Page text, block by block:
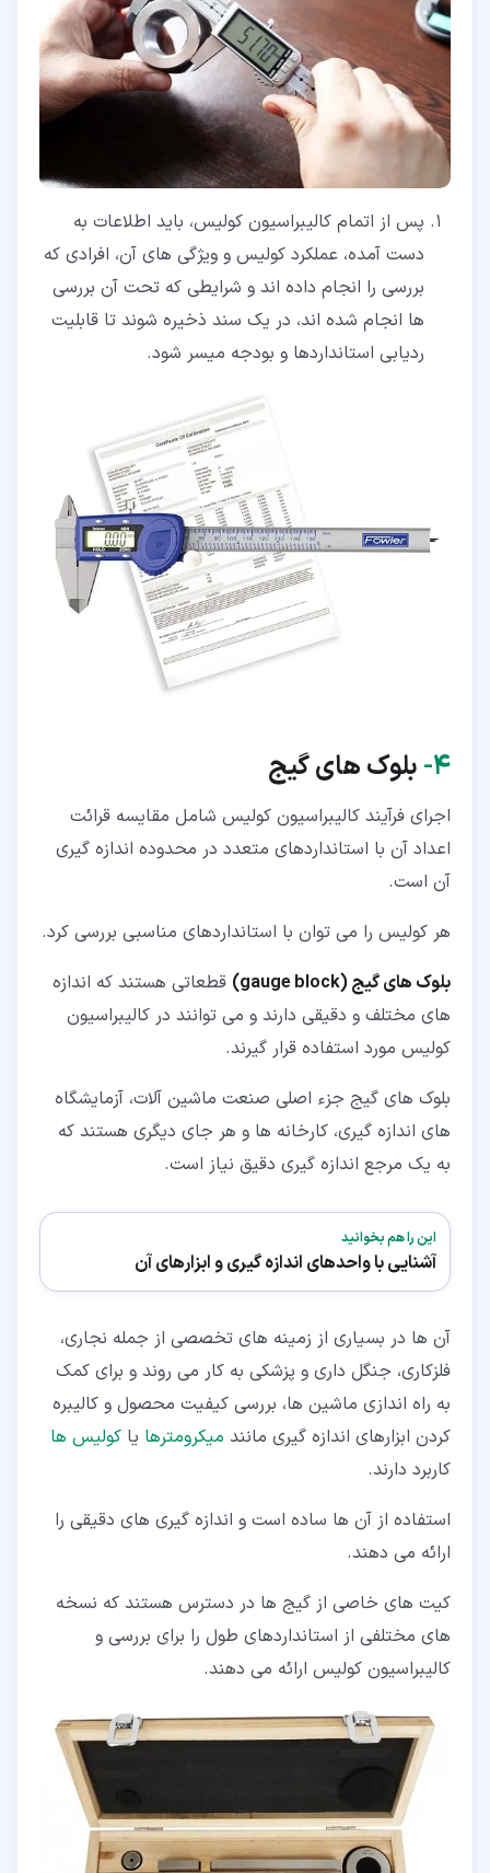
پس از اتمام کالیبراسیون کولیس، باید اطلاعات به
دست آمده، عملکرد کولیس و ویژگی های آن، افرادی که
بررسی را انجام داده اند و شرایطی که تحت آن بررسی
ها انجام شده اند، در یک سند ذخیره شوند تا قابلیت
ردیابی استانداردها و بودجه میسر شود.
۴‏- بلوک های گیج
اجرای فرآیند کالیبراسیون کولیس شامل مقایسه قرائت
اعداد آن با استانداردهای متعدد در محدوده اندازه گیری
آن است.
هر کولیس را می توان با استانداردهای مناسبی بررسی کرد.
بلوک های گیج (gauge block)
قطعاتی هستند که اندازه
های مختلف و دقیقی دارند و می توانند در کالیبراسیون
کولیس مورد استفاده قرار گیرند.
بلوک های گیج جزء اصلی صنعت ماشین آلات، آزمایشگاه
های اندازه گیری، کارخانه ها و هر جای دیگری هستند که
به یک مرجع اندازه گیری دقیق نیاز است.
این را هم بخوانید
آشنایی با واحدهای اندازه گیری و ابزارهای آن
آن ها در بسیاری از زمینه های تخصصی از جمله نجاری،
فلزکاری، جنگل داری و پزشکی به کار می روند و برای کمک
به راه اندازی ماشین ها، بررسی کیفیت محصول و کالیبره
کردن ابزارهای اندازه گیری مانند میکرومترها یا کولیس ها
کاربرد دارند.
استفاده از آن ها ساده است و اندازه گیری های دقیقی را
ارائه می دهند.
کیت های خاصی از گیج ها در دسترس هستند که نسخه
های مختلفی از استانداردهای طول را برای بررسی و
کالیبراسیون کولیس ارائه می دهند.